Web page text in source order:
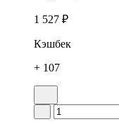
1 527 ₽
Кэшбек
+ 107